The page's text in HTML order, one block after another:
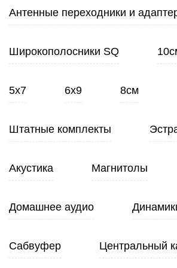
Антенные переходники и
Широкополосники SQ
5х7 6х9 8см
Штатные комплекты
Акустика Магнитолы
Домашнее аудио
Сабвуфер Центральный